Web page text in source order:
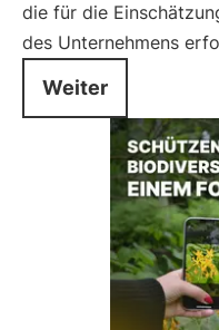
die für die
des Unternehmens
Weiter